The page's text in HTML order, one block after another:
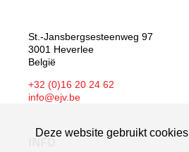
St.-Jansbergsesteenweg 97
3001 Heverlee
België
+32 (0)16 20 24 62
info@ejv.be
INFO
Deze website gebruikt cookies